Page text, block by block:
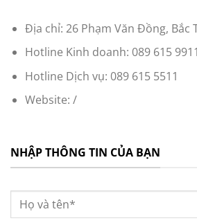
Địa chỉ: 26 Phạm Văn Đồng, Bắc
Hotline Kinh doanh: 089 615 9911
Hotline Dịch vụ: 089 615 5511
Website: /
NHẬP THÔNG TIN CỦA BẠN